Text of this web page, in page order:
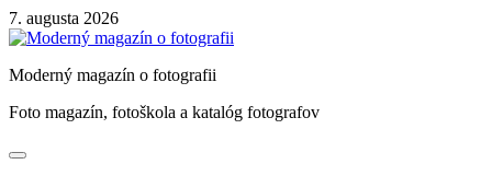
Skip
to
7. augusta 2026
Moderný magazín o fotografii
Foto magazín, fotoškola a katalóg fotografov